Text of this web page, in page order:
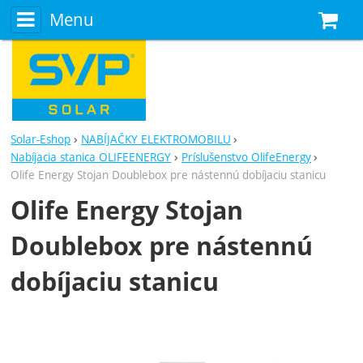
Menu
Solar-Eshop
NABÍJAČKY ELEKTROMOBILU
Nabíjacia stanica OLIFEENERGY
Príslušenstvo OlifeEnergy
Olife Energy Stojan Doublebox pre nástennú dobíjaciu stanicu
Olife Energy Stojan
Doublebox pre nástennú
dobíjaciu stanicu